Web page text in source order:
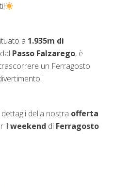
a 1.935m di
dal Passo Falzarego, è
un Ferragosto
della nostra offerta
il weekend di Ferragosto